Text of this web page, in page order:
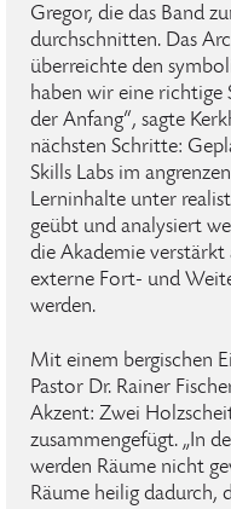
Gregor, die das Band
durchschnitten. Das
überreichte den
haben wir eine richtige
der Anfang“, sagte
nächsten Schritte:
Skills Labs im
Lerninhalte unter
geübt und analysiert
die Akademie
externe Fort- und
werden.
Mit einem bergischen
Pastor Dr. Rainer
Akzent: Zwei
zusammengefügt. „In
werden Räume nicht
Räume heilig dadurch,